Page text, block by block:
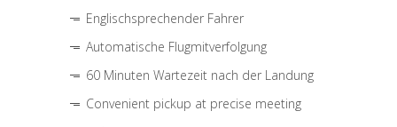
Englischsprechender Fahrer
Automatische Flugmitverfolgung
60 Minuten Wartezeit nach der Landung
Convenient pickup at precise meeting